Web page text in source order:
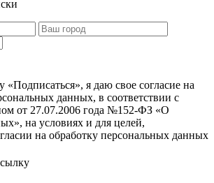
я даю свое согласие на
данных, в соответствии с
от 27.07.2006 года №152-ФЗ «О
на условиях и для целей,
на обработку персональных данных